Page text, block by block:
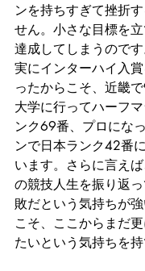
ンを持ちすぎて挫折
せん。小さな目標を
達成してしまうので
実にインターハイ入
ったからこそ、近畿で
大学に行ってハーフ
ンク69番、プロにな
ンで日本ランク42番
います。さらに言え
の競技人生を振り返
敗だという気持ちが
こそ、ここからまだ
たいという気持ちを持